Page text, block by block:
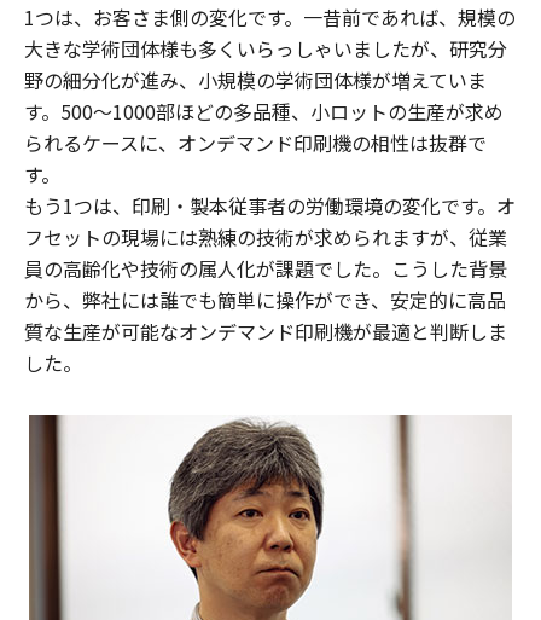
1つは、お客さま側の変化です。一昔前であれば、規模の
大きな学術団体様も多くいらっしゃいましたが、研究分
野の細分化が進み、小規模の学術団体様が増えていま
す。500～1000部ほどの多品種、小ロットの生産が求め
られるケースに、オンデマンド印刷機の相性は抜群で
す。
もう1つは、印刷・製本従事者の労働環境の変化です。オ
フセットの現場には熟練の技術が求められますが、従業
員の高齢化や技術の属人化が課題でした。こうした背景
から、弊社には誰でも簡単に操作ができ、安定的に高品
質な生産が可能なオンデマンド印刷機が最適と判断しま
した。